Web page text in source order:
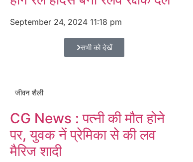
September 24, 2024 11:18 pm
सभी को देखें
जीवन शैली
CG News : पत्नी की मौत होने
पर, युवक नें प्रेमिका से की लव
मैरिज शादी